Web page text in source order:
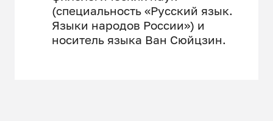
(специальность «Русский язык.
Языки народов России») и
носитель языка Ван Сюйцзин.